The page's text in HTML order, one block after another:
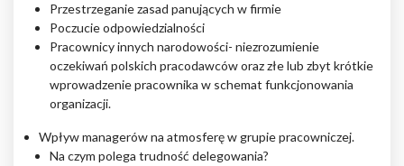
Przestrzeganie zasad panujących w firmie
Poczucie odpowiedzialności
Pracownicy innych narodowości- niezrozumienie
oczekiwań polskich pracodawców oraz złe lub zbyt krótkie
wprowadzenie pracownika w schemat funkcjonowania
organizacji.
Wpływ managerów na atmosferę w grupie pracowniczej.
Na czym polega trudność delegowania?